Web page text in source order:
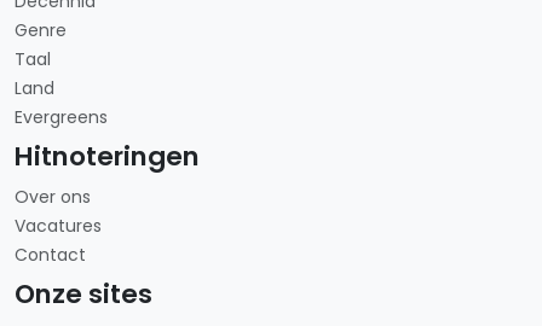
Genre
Taal
Land
Evergreens
Hitnoteringen
Over ons
Vacatures
Contact
Onze sites